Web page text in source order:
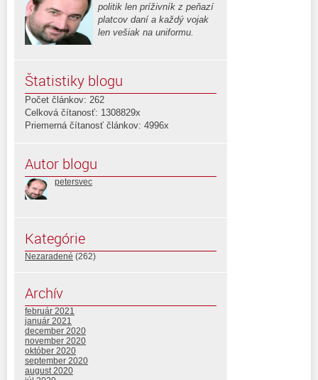
politik len príživník z peňazí
platcov daní a každý vojak
len vešiak na uniformu.
Štatistiky blogu
Počet článkov: 262
Celková čítanosť: 1308829x
Priemerná čítanosť článkov: 4996x
Autor blogu
petersvec
Kategórie
Nezaradené (262)
Archív
február 2021
január 2021
december 2020
november 2020
október 2020
september 2020
august 2020